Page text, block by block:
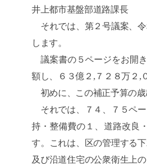
井上都市基盤部道路課長
それでは、第２号議案、
します。
議案書の５ページをお開
額し、６３億２ , ７２８万２ ,
初めに、この補正予算の
それでは、７４、７５ペ
持・整備費の１、道路改良
す。これは、区の管理する
及び沿道住宅の公衆衛生上